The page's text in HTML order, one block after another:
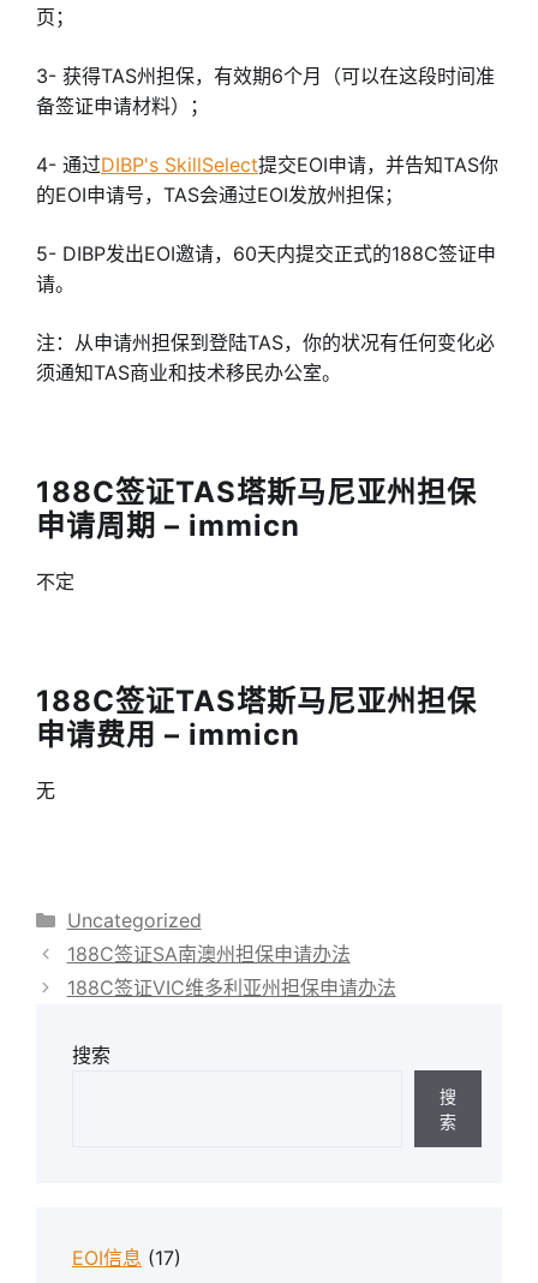
页；
3- 获得TAS州担保，有效期6个月（可以在这段时间准
备签证申请材料）；
4- 通过DIBP's SkillSelect提交EOI申请，并告知TAS你
的EOI申请号，TAS会通过EOI发放州担保；
5- DIBP发出EOI邀请，60天内提交正式的188C签证申
请。
注：从申请州担保到登陆TAS，你的状况有任何变化必
须通知TAS商业和技术移民办公室。
188C签证TAS塔斯马尼亚州担保
申请周期 – immicn
不定
188C签证TAS塔斯马尼亚州担保
申请费用 – immicn
无
分
类
Uncategorized
188C签证SA南澳州担保申请办法
188C签证VIC维多利亚州担保申请办法
搜索
搜
索
EOI信息 (17)